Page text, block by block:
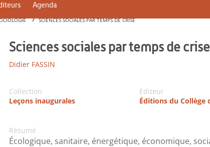
Agenda
SCIENCES SOCIALES PAR TEMPS DE CRISE
Sciences sociales par temps de crise
Didier FASSIN
Collection
Leçons inaugurales
Editeur
Éditions du Collège
Résumé
Écologique, sanitaire, énergétique, économique,